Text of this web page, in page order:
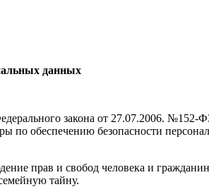
данных
закона от 27.07.2006.
по обеспечению безопасности
прав и свобод человека и
тайну.